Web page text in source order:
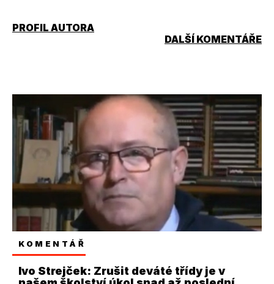
PROFIL AUTORA
DALŠÍ KOMENTÁŘE
KOMENTÁŘ
Ivo Strejček: Zrušit deváté třídy je v